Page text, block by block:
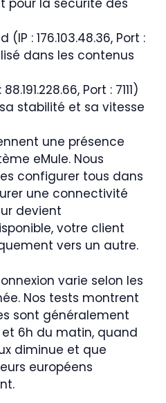
(IP : 176.103.48.36, Port :
dans les contenus
Port : 7111)
stabilité et sa vitesse
une présence
eMule. Nous
configurer tous dans
une connectivité
devient
votre client
vers un autre.
varie selon les
Nos tests montrent
sont généralement
6h du matin, quand
diminue et que
européens